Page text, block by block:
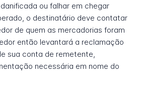
ou falhar em chegar
o destinatário deve contatar
de quem as mercadorias foram
então levantará a reclamação
sua conta de remetente,
necessária em nome do